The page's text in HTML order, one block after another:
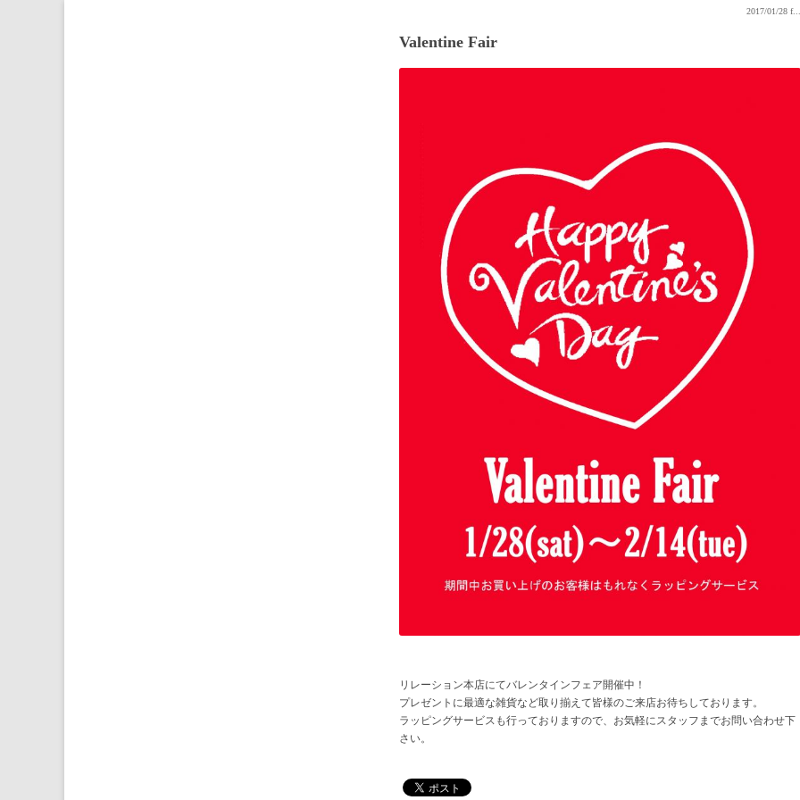
2017/01/28 f...
Valentine Fair
リレーション本店にてバレンタインフェア開催中！
プレゼントに最適な雑貨など取り揃えて皆様のご来店お待ちしております。
ラッピングサービスも行っておりますので、お気軽にスタッフまでお問い合わせ下
さい。